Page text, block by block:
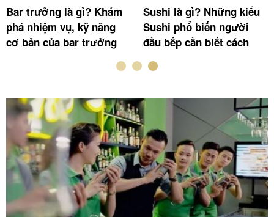
Bar trưởng là gì? Khám
phá nhiệm vụ, kỹ năng
cơ bản của bar trưởng
Sushi là gì? Những kiểu
Sushi phổ biến người
đầu bếp cần biết cách
làm